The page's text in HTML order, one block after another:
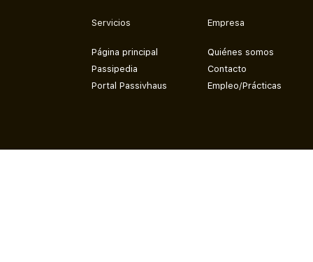
Servicios
Página principal
Passipedia
Portal Passivhaus
Empresa
Quiénes somos
Contacto
Empleo/Prácticas